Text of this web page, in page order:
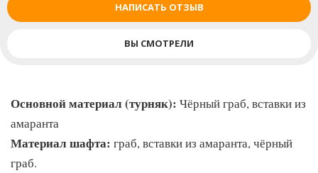
НАПИСАТЬ ОТЗЫВ
ВЫ СМОТРЕЛИ
Основной материал (турняк): Чёрный граб, вставки из
амаранта
Материал шафта: граб, вставки из амаранта, чёрный
граб.